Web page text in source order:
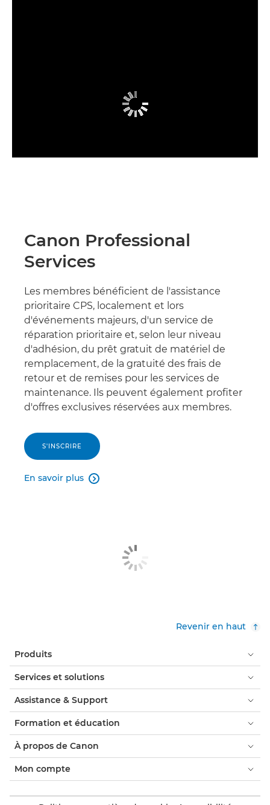
Canon Professional
Services
Les membres bénéficient de l'assistance
prioritaire CPS, localement et lors
d'événements majeurs, d'un service de
réparation prioritaire et, selon leur niveau
d'adhésion, du prêt gratuit de matériel de
remplacement, de la gratuité des frais de
retour et de remises pour les services de
maintenance. Ils peuvent également profiter
d'offres exclusives réservées aux membres.
S'INSCRIRE
En savoir plus 
Revenir en haut
Produits
Services et solutions
Assistance & Support
Formation et éducation
À propos de Canon
Mon compte